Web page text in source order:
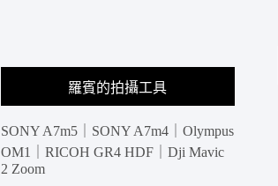
羅賓的拍攝工具
SONY A7m5｜SONY A7m4｜Olympus
OM1｜RICOH GR4 HDF｜Dji Mavic
2 Zoom